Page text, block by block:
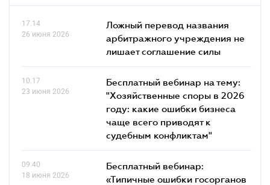
17.14
26 июня 2026
Ложный перевод названия
арбитражного учреждения не
лишает соглашение силы
10.17
23 июня 2026
Бесплатный вебинар на тему:
"Хозяйственные споры в 2026
году: какие ошибки бизнеса
чаще всего приводят к
судебным конфликтам"
09.40
18 июня 2026
Бесплатный вебинар:
«Типичные ошибки госорганов